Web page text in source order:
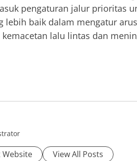
pengaturan jalur prioritas
lebih baik dalam mengatur
lalu lintas dan
Website View All Posts